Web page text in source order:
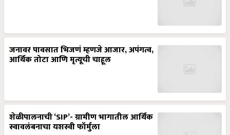
जनावर पावसात भिजणं म्हणजे आजार, अपंगत्व,
आर्थिक तोटा आणि मृत्यूची चाहूल
शेळीपालनाची ‘SIP’- ग्रामीण भागातील आर्थिक
स्वावलंबनाचा यशस्वी फॉर्मुला